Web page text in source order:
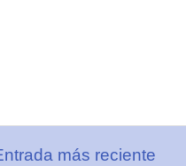
más reciente